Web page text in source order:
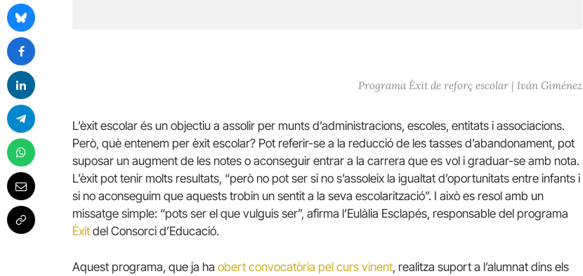
Programa Èxit de reforç escolar | Iván Giménez
L’èxit escolar és un objectiu a assolir per munts d’administracions, escoles, entitats i associacions.
Però, què entenem per èxit escolar? Pot referir-se a la reducció de les tasses d’abandonament, pot
suposar un augment de les notes o aconseguir entrar a la carrera que es vol i graduar-se amb nota.
L’èxit pot tenir molts resultats, “però no pot ser si no s’assoleix la igualtat d’oportunitats entre infants i
si no aconseguim que aquests trobin un sentit a la seva escolarització”. I això es resol amb un
missatge simple: “pots ser el que vulguis ser”, afirma l’Eulàlia Esclapés, responsable del programa
Èxit del Consorci d’Educació.
Aquest programa, que ja ha obert convocatòria pel curs vinent, realitza suport a l’alumnat dins els